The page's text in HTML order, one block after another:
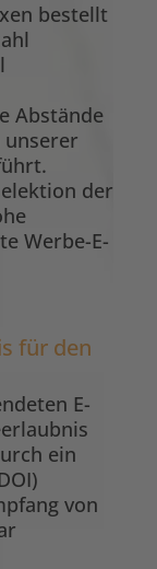
bestellt
Abstände
unserer
der
Werbe-E-
für den
E-
ein
von